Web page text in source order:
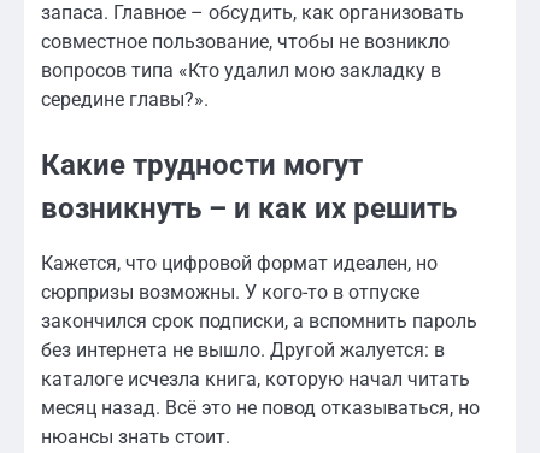
запаса. Главное – обсудить, как организовать
совместное пользование, чтобы не возникло
вопросов типа «Кто удалил мою закладку в
середине главы?».
Какие трудности могут
возникнуть – и как их решить
Кажется, что цифровой формат идеален, но
сюрпризы возможны. У кого-то в отпуске
закончился срок подписки, а вспомнить пароль
без интернета не вышло. Другой жалуется: в
каталоге исчезла книга, которую начал читать
месяц назад. Всё это не повод отказываться, но
нюансы знать стоит.